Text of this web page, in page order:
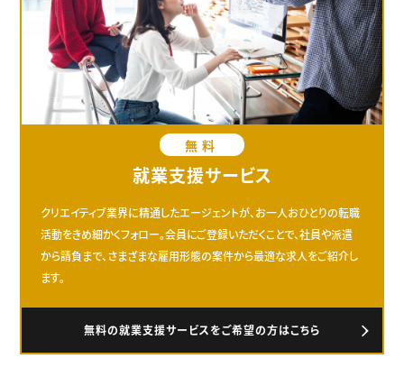
無料
就業支援サービス
クリエイティブ業界に精通したエージェントが、お一人おひとりの転職
活動をきめ細かくフォロー。会員にご登録いただくことで、社員や派遣
から請負まで、さまざまな雇用形態の案件から最適な求人をご紹介し
ます。
無料の就業支援サービスをご希望の方はこちら